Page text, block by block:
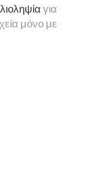
για
μόνο με